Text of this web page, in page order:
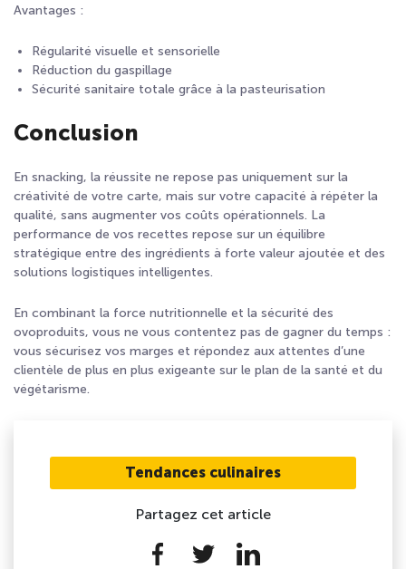
Tendances culinaires
Partagez cet article
Avantages :
Régularité visuelle et sensorielle
Réduction du gaspillage
Sécurité sanitaire totale grâce à la pasteurisation
Conclusion
En snacking, la réussite ne repose pas uniquement sur la
créativité de votre carte, mais sur votre capacité à répéter la
qualité, sans augmenter vos coûts opérationnels. La
performance de vos recettes repose sur un équilibre
stratégique entre des ingrédients à forte valeur ajoutée et des
solutions logistiques intelligentes.
En combinant la force nutritionnelle et la sécurité des
ovoproduits, vous ne vous contentez pas de gagner du temps :
vous sécurisez vos marges et répondez aux attentes d’une
clientèle de plus en plus exigeante sur le plan de la santé et du
végétarisme.